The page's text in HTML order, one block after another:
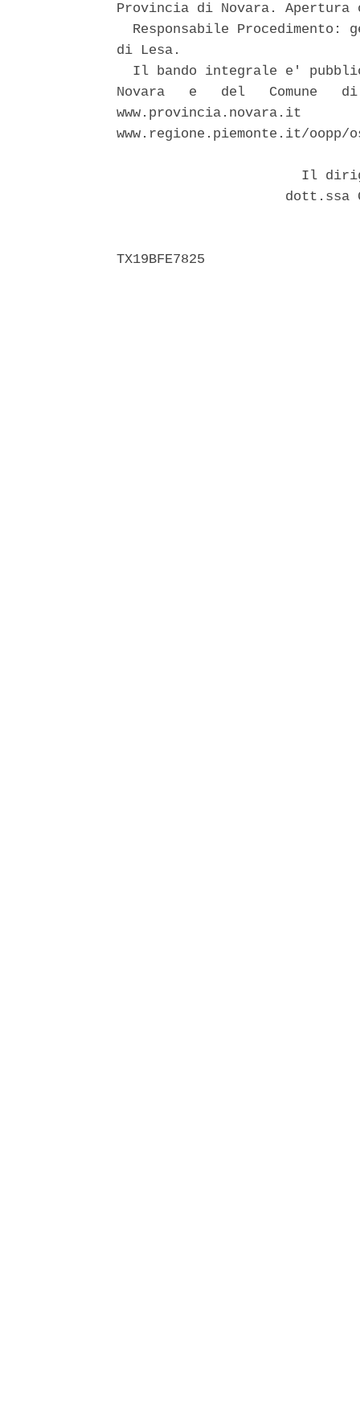
Provincia di Novara.
Responsabile Procedimento:
di Lesa.
Il bando integrale e'
Novara   e   del   Comune
www.provincia.novara.it
www.regione.piemonte.it/
Il